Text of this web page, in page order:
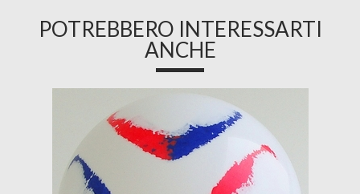
POTREBBERO INTERESSARTI
ANCHE